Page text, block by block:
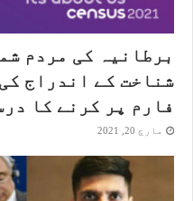
برطانیہ کی مردم
شناخت کے اندراج
فارم پر کرنے کا
مارچ 20, 2021